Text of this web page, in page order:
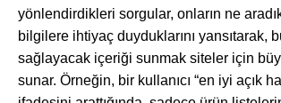
yönlendirdikleri sorgular, onların ne
bilgilere ihtiyaç duyduklarını yansıtarak,
sağlayacak içeriği sunmak siteler için
sunar. Örneğin, bir kullanıcı “en iyi açık